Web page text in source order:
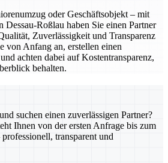
oder Geschäftsobjekt – mit
Dessau-Roßlau haben Sie einen Partner
Zuverlässigkeit und Transparenz
von Anfang an, erstellen einen
achten dabei auf Kostentransparenz,
behalten.
suchen einen zuverlässigen Partner?
Ihnen von der ersten Anfrage bis zum
transparent und